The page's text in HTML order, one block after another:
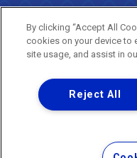
Uma
Nossa
Termos Gerais
By clicking “Accept All
cookies on your device to
site usage, and assist in
Reject All